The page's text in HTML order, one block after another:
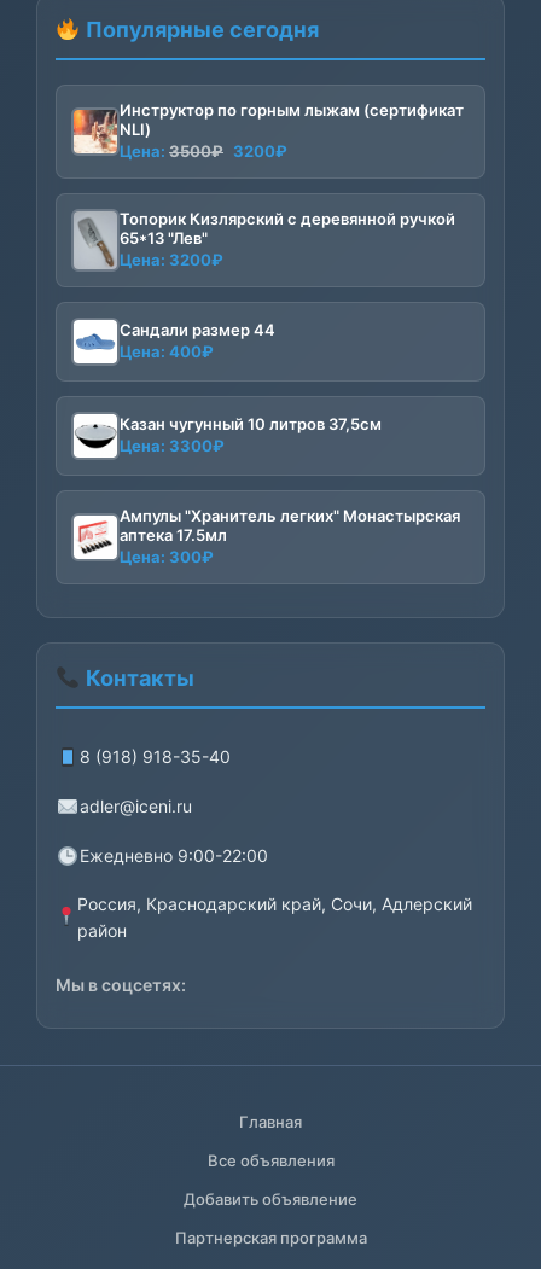
Популярные сегодня
Инструктор по горным лыжам (сертификат
NLI)
Цена: 3500₽ Первоначальная
составляла
3500₽.
3200₽
3200₽.
Топорик Кизлярский с деревянной ручкой
65*13 "Лев"
Цена: 3200₽
Сандали размер 44
Цена: 400₽
Казан чугунный 10 литров 37,5см
Цена: 3300₽
Ампулы "Хранитель легких" Монастырская
аптека 17.5мл
Цена: 300₽
Контакты
8 (918) 918-35-40
adler@iceni.ru
Ежедневно 9:00-22:00
Россия, Краснодарский край, Сочи, Адлерский
район
Мы в соцсетях:
Главная
Все объявления
Добавить объявление
Партнерская программа